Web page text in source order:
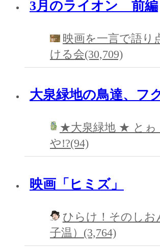
3月のライオン 前編
映画を一言で語り
ける会(30,709)
大泉緑地の鳥達、フ
★大泉緑地 ★ とゎ
や!?(94)
映画「ヒミズ」
ひらけ！そのしお
子温）(3,764)